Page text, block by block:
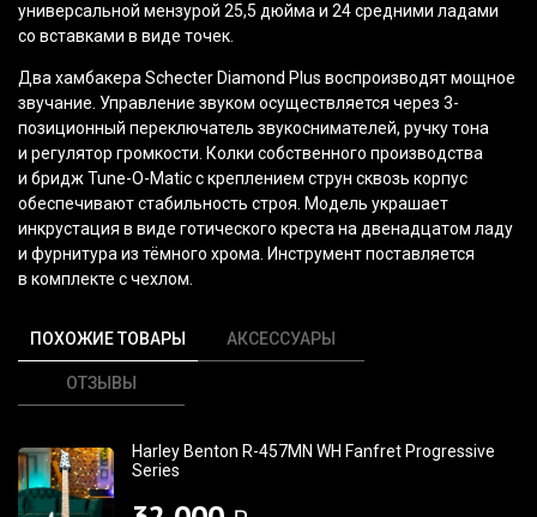
универсальной мензурой 25,5 дюйма и 24 средними ладами
со вставками в виде точек.
Два хамбакера Schecter Diamond Plus воспроизводят мощное
звучание. Управление звуком осуществляется через 3-
позиционный переключатель звукоснимателей, ручку тона
и регулятор громкости. Колки собственного производства
и бридж Tune-O-Matic с креплением струн сквозь корпус
обеспечивают стабильность строя. Модель украшает
инкрустация в виде готического креста на двенадцатом ладу
и фурнитура из тёмного хрома. Инструмент поставляется
в комплекте с чехлом.
ПОХОЖИЕ ТОВАРЫ АКСЕССУАРЫ
ОТЗЫВЫ
Harley Benton R-457MN WH Fanfret Progressive
Series